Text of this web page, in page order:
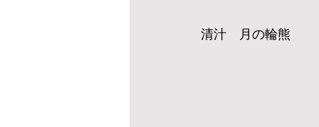
清汁　月の輪熊